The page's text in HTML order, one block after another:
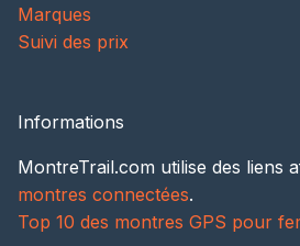
Marques
Suivi des prix
Informations
MontreTrail.com utilise des liens
montres connectées.
Top 10 des montres GPS pour